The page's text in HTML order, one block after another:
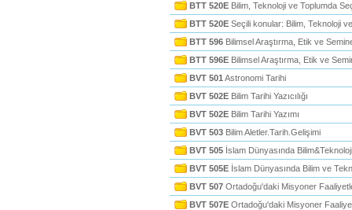
BTT 520E Bilim, Teknoloji ve Toplumda
BTT 520E Seçili konular: Bilim, Teknoloji
BTT 596 Bilimsel Araştırma, Etik ve
BTT 596E Bilimsel Araştırma, Etik ve
BVT 501 Astronomi Tarihi
BVT 502E Bilim Tarihi Yazıcılığı
BVT 502E Bilim Tarihi Yazımı
BVT 503 Bilim Aletler.Tarih.Gelişimi
BVT 505 İslam Dünyasında Bilim&Teknoloji
BVT 505E İslam Dünyasında Bilim ve
BVT 507 Ortadoğu'daki Misyoner
BVT 507E Ortadoğu'daki Misyoner